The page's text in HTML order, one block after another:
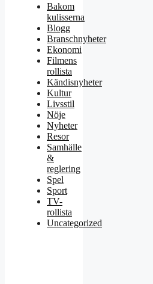
Bakom
kulisserna
Blogg
Branschnyheter
Ekonomi
Filmens
rollista
Kändisnyheter
Kultur
Livsstil
Nöje
Nyheter
Resor
Samhälle
&
reglering
Spel
Sport
TV-
rollista
Uncategorized